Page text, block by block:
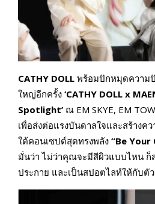
CATHY DOLL พร้อมปักหมุดความ
ใหญ่อีกครั้ง ‘CATHY DOLL x
Spotlight’ ณ EM SKYE, EM
เพื่อส่งต่อแรงบันดาลใจและสร้างค
ใต้คอนเซปต์สุดทรงพลัง “Be
มั่นว่า ไม่ว่าคุณจะมีสีผิวแบบไหน ก็
ประกาย และเป็นสปอตไลท์ให้กับตั